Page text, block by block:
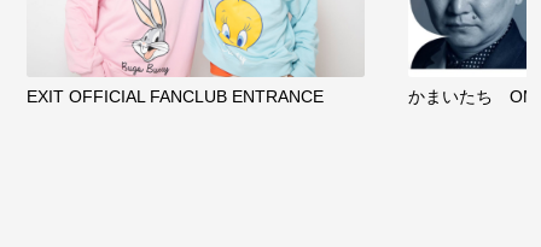
EXIT OFFICIAL FANCLUB ENTRANCE かまいたち